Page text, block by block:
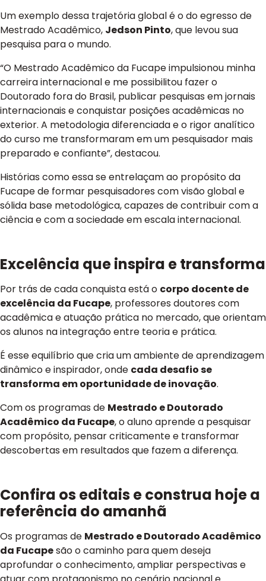
Um exemplo dessa trajetória global é o do egresso de
Mestrado Acadêmico, Jedson Pinto, que levou sua
pesquisa para o mundo.
“O Mestrado Acadêmico da Fucape impulsionou minha
carreira internacional e me possibilitou fazer o
Doutorado fora do Brasil, publicar pesquisas em jornais
internacionais e conquistar posições acadêmicas no
exterior. A metodologia diferenciada e o rigor analítico
do curso me transformaram em um pesquisador mais
preparado e confiante”, destacou.
Histórias como essa se entrelaçam ao propósito da
Fucape de formar pesquisadores com visão global e
sólida base metodológica, capazes de contribuir com a
ciência e com a sociedade em escala internacional.
Excelência que inspira e transforma
Por trás de cada conquista está o corpo docente de
excelência da Fucape, professores doutores com
acadêmica e atuação prática no mercado, que orientam
os alunos na integração entre teoria e prática.
É esse equilíbrio que cria um ambiente de aprendizagem
dinâmico e inspirador, onde cada desafio se
transforma em oportunidade de inovação.
Com os programas de Mestrado e Doutorado
Acadêmico da Fucape, o aluno aprende a pesquisar
com propósito, pensar criticamente e transformar
descobertas em resultados que fazem a diferença.
Confira os editais e construa hoje a
referência do amanhã
Os programas de Mestrado e Doutorado Acadêmico
da Fucapesão o caminho para quem deseja
aprofundar o conhecimento, ampliar perspectivas e